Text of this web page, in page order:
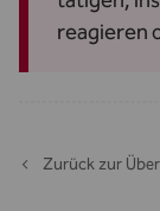
reagieren
Zurück zur